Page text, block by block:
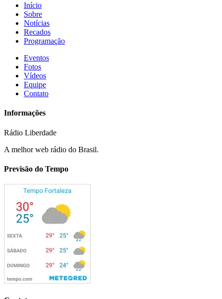
Início
Sobre
Notícias
Recados
Programação
Eventos
Fotos
Vídeos
Equipe
Contato
Informações
Rádio Liberdade
A melhor web rádio do Brasil.
Previsão do Tempo